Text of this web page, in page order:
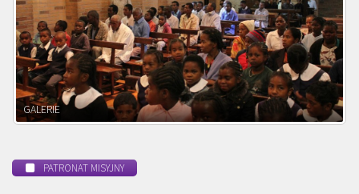
POWOŁANIE MISYJNE
PATRONAT MISYJNY